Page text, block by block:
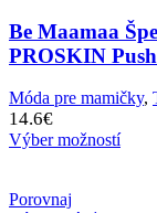
Be Maamaa
PROSKIN
Móda pre mamičky,
14.6€
Výber možností
Porovnaj